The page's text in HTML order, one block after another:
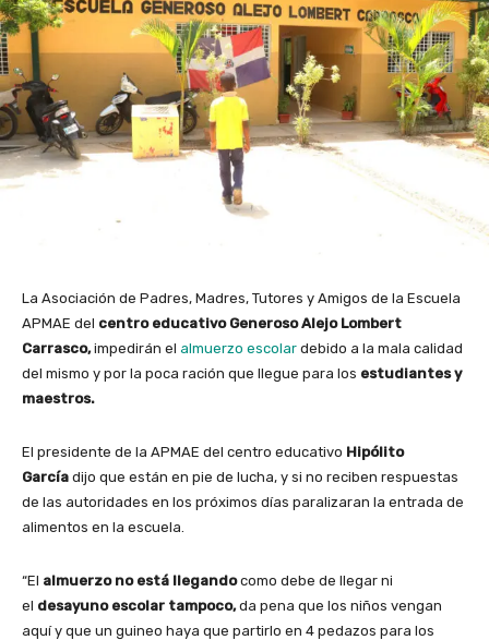
La Asociación de Padres, Madres, Tutores y Amigos de la Escuela
APMAE del centro educativo Generoso Alejo Lombert
Carrasco,impedirán el almuerzo escolar debido a la mala calidad
del mismo y por la poca ración que llegue para los estudiantes y
maestros.
El presidente de la APMAE del centro educativo Hipólito
García dijo que están en pie de lucha, y si no reciben respuestas
de las autoridades en los próximos días paralizaran la entrada de
alimentos en la escuela.
“El almuerzo no está llegandocomo debe de llegar ni
el desayuno escolar tampoco,da pena que los niños vengan
aquí y que un guineo haya que partirlo en 4 pedazos para los